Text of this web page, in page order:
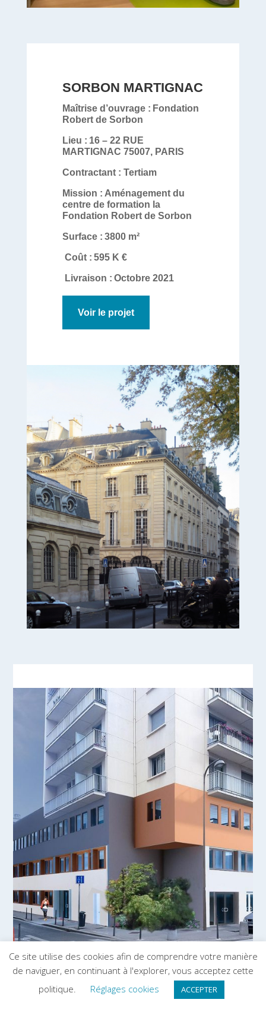
SORBON MARTIGNAC
Maîtrise d’ouvrage : Fondation
Robert de Sorbon
Lieu : 16 – 22 RUE
MARTIGNAC 75007, PARIS
Contractant: Tertiam
Mission : Aménagement du
centre de formation la
Fondation Robert de Sorbon
Surface : 3800 m²
Coût : 595 K €
Livraison : Octobre 2021
Voir le projet
Ce site utilise des cookies afin de comprendre votre manière
de naviguer, en continuant à l'explorer, vous acceptez cette
politique.
Réglages cookies ACCEPTER